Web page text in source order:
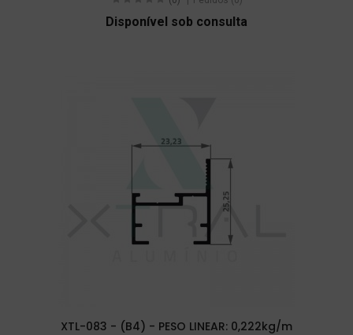
Disponível sob consulta
XTL-083 - (B4) - PESO LINEAR: 0,222kg/m